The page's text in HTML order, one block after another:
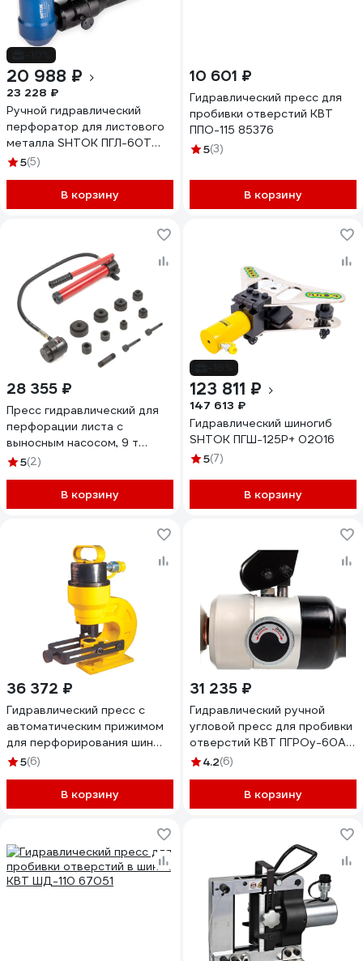
20 988 ₽
23 228 ₽
Ручной гидравлический
перфоратор для листового
металла SHTOK ПГЛ-60Т
01103
5(5)
В корзину
10 601 ₽
Гидравлический пресс для
пробивки отверстий КВТ
ППО-115 85376
5(3)
В корзину
28 355 ₽
Пресс гидравлический для
перфорации листа с
выносным насосом, 9 т
Harrison HRH-KP02011060
5(2)
В корзину
123 811 ₽
147 613 ₽
Гидравлический шиногиб
SHTOK ПГШ-125Р+ 02016
5(7)
В корзину
36 372 ₽
Гидравлический пресс с
автоматическим прижимом
для перфорирования шин
SHTOK ШП-95 АП+ 02018
5(6)
В корзину
31 235 ₽
Гидравлический ручной
угловой пресс для пробивки
отверстий КВТ ПГРОу-60А
66535
4.2(6)
В корзину